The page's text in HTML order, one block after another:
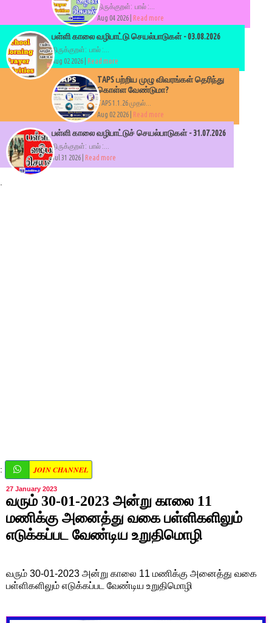
திருக்குறள்: பால் :...
Aug 04 2026 |
Read more
பள்ளி காலை வழிபாட்டு செயல்பாடுகள் - 03.08.2026
திருக்குறள்: பால் :...
Aug 02 2026 | Read more
TAPS பற்றிய முழு விவரங்கள் தெரிந்து
கொள்ள வேண்டுமா?
TAPS 1.1.26 முதல்...
Aug 02 2026 |
Read more
பள்ளி காலை வழிபாட்டுச் செயல்பாடுகள் - 31.07.2026
திருக்குறள்: பால் :...
Jul 31 2026 |
Read more
: JOIN CHANNEL
27 January 2023
வரும் 30-01-2023 அன்று காலை 11
மணிக்கு அனைத்து வகை பள்ளிகளிலும்
எடுக்கப்பட வேண்டிய உறுதிமொழி
வரும் 30-01-2023 அன்று காலை 11 மணிக்கு அனைத்து வகை
பள்ளிகளிலும் எடுக்கப்பட வேண்டிய உறுதிமொழி